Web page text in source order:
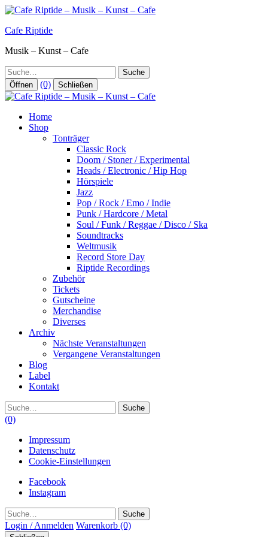
Zum
springen
Cafe Riptide
Musik – Kunst – Cafe
Suche
Öffnen (0) Schließen
Home
Shop
Tonträger
Classic Rock
Doom / Stoner / Experimental
Heads / Electronic / Hip Hop
Hörspiele
Jazz
Pop / Rock / Emo / Indie
Punk / Hardcore / Metal
Soul / Funk / Reggae / Disco / Ska
Soundtracks
Weltmusik
Record Store Day
Riptide Recordings
Zubehör
Tickets
Gutscheine
Merchandise
Diverses
Archiv
Nächste Veranstaltungen
Vergangene Veranstaltungen
Blog
Label
Kontakt
Suche
(0)
Impressum
Datenschutz
Cookie-Einstellungen
Facebook
Instagram
Suche
Login / Anmelden Warenkorb (0)